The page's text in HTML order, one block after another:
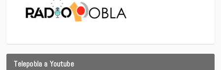
Telepobla a Youtube